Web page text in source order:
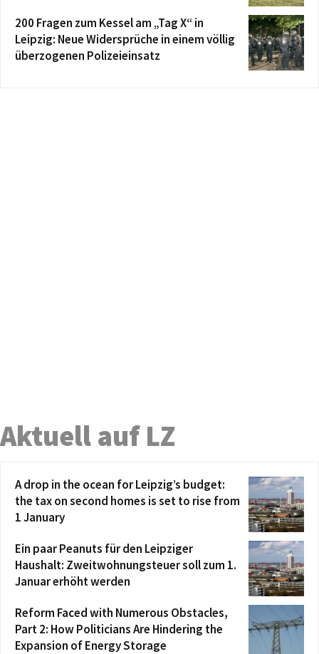
200 Fragen zum Kessel am „Tag X“ in
Leipzig: Neue Widersprüche in einem völlig
überzogenen Polizeieinsatz
Aktuell auf LZ
A drop in the ocean for Leipzig’s budget:
the tax on second homes is set to rise from
1 January
Ein paar Peanuts für den Leipziger
Haushalt: Zweitwohnungsteuer soll zum 1.
Januar erhöht werden
Reform Faced with Numerous Obstacles,
Part 2: How Politicians Are Hindering the
Expansion of Energy Storage